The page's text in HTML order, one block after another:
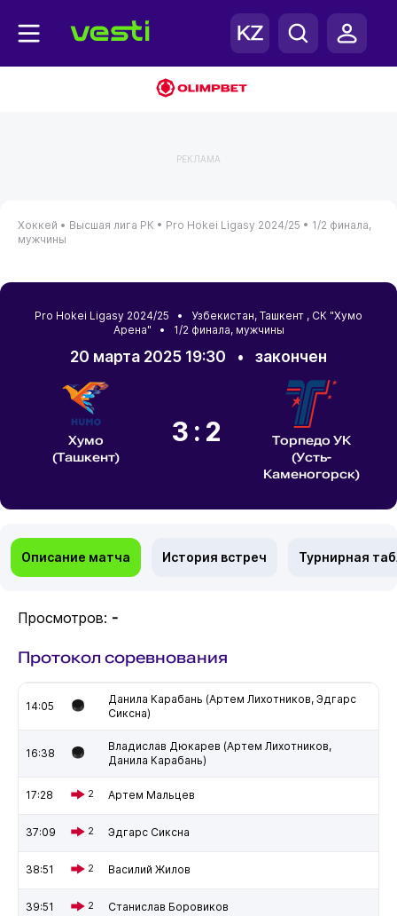
РЕКЛАМА
Хоккей • Высшая лига РК • Pro Hokei Ligasy 2024/25 • 1/2 финала,
мужчины
Pro Hokei Ligasy 2024/25 • Узбекистан, Ташкент , СК "Хумо
Арена" • 1/2 финала, мужчины
20 марта 2025 19:30 • закончен
Хумо
(Ташкент)
3:2
Торпедо УК
(Усть-
Каменогорск)
Описание матча История встреч Турнирная
Просмотров: -
Протокол соревнования
14:05
Данила Карабань (Артем Лихотников, Эдгарс
Сиксна)
16:38
Владислав Дюкарев (Артем Лихотников,
Данила Карабань)
17:28 2 Артем Мальцев
37:09 2 Эдгарс Сиксна
38:51 2 Василий Жилов
39:51 2 Станислав Боровиков